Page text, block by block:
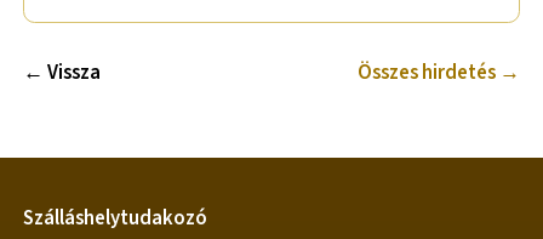
← Vissza Összes hirdetés →
Szálláshelytudakozó